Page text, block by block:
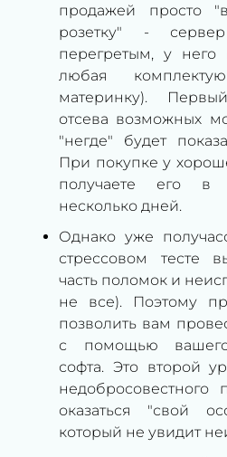
продажей просто
розетку" -
перегретым, у него
любая
материнку).
отсева возможных
"негде" будет
При покупке у
получаете его в
несколько дней.
Однако уже
стрессовом тесте
часть поломок и
не все). Поэтому
позволить вам
с помощью вашего
софта. Это второй
недобросовестного
оказаться "свой
который не увидит